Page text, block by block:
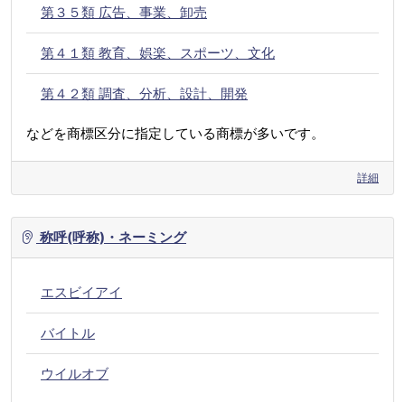
第３５類 広告、事業、卸売
第４１類 教育、娯楽、スポーツ、文化
第４２類 調査、分析、設計、開発
などを商標区分に指定している商標が多いです。
詳細
称呼(呼称)・ネーミング
エスビイアイ
バイトル
ウイルオブ